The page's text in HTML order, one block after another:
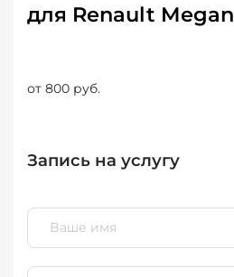
для Renault Megan
от 800 руб.
Запись на услугу